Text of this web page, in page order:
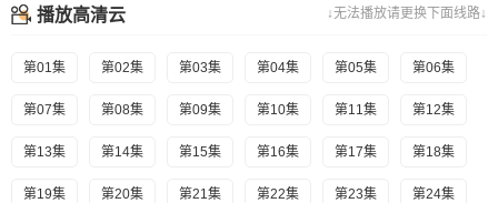
↓无法播放请更换下面线路↓
播放高清云
第01集 第02集 第03集 第04集 第05集 第06集
第07集 第08集 第09集 第10集 第11集 第12集
第13集 第14集 第15集 第16集 第17集 第18集
第19集 第20集 第21集 第22集 第23集 第24集